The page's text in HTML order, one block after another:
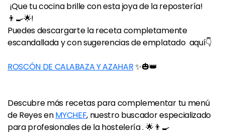
¡Que tu cocina brille con esta joya de la repostería!
👨‍🍳🌟!
Puedes descargarte la receta completamente
escandallada y con sugerencias de emplatado aquí👇
ROSCÓN DE CALABAZA Y AZAHAR✨🎃👑
Descubre más recetas para complementar tu menú
de Reyes enMYCHEF, nuestro buscador especializado
para profesionales de la hostelería . 🌟👨‍🍳